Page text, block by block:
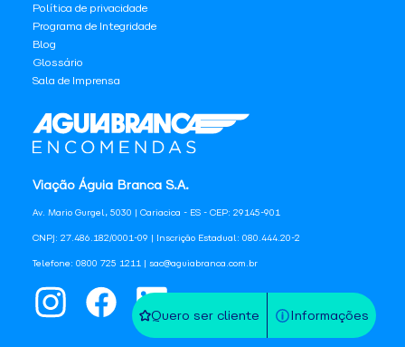
Quero ser cliente Informações
Viação Águia Branca S.A.
Av. Mario Gurgel, 5030 | Cariacica - ES - CEP: 29145-901
CNPJ: 27.486.182/0001-09 | Inscrição Estadual: 080.444.20-2
Telefone: 0800 725 1211 | sac@aguiabranca.com.br
Política de privacidade
Programa de Integridade
Blog
Glossário
Sala de Imprensa